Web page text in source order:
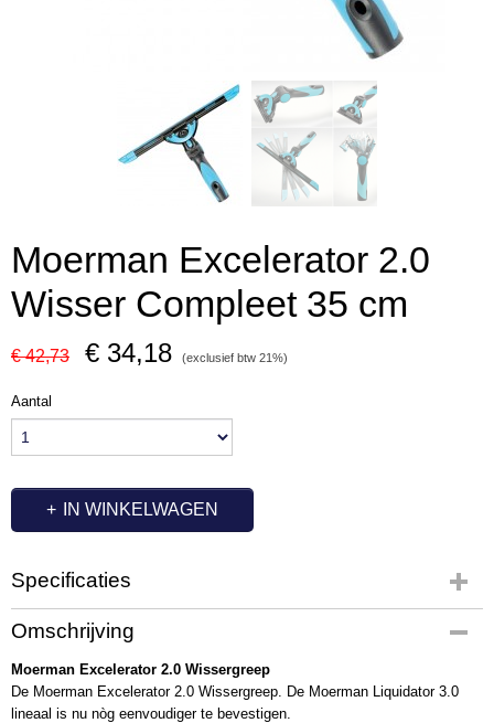
Moerman Excelerator 2.0
Wisser Compleet 35 cm
€ 42,73 € 34,18 (exclusief btw 21%)
Aantal
IN WINKELWAGEN
Specificaties
Productcode
MM1024
Productcode leverancier
250318
Omschrijving
Moerman Excelerator 2.0 Wissergreep
De Moerman Excelerator 2.0 Wissergreep. De Moerman Liquidator 3.0
lineaal is nu nòg eenvoudiger te bevestigen.